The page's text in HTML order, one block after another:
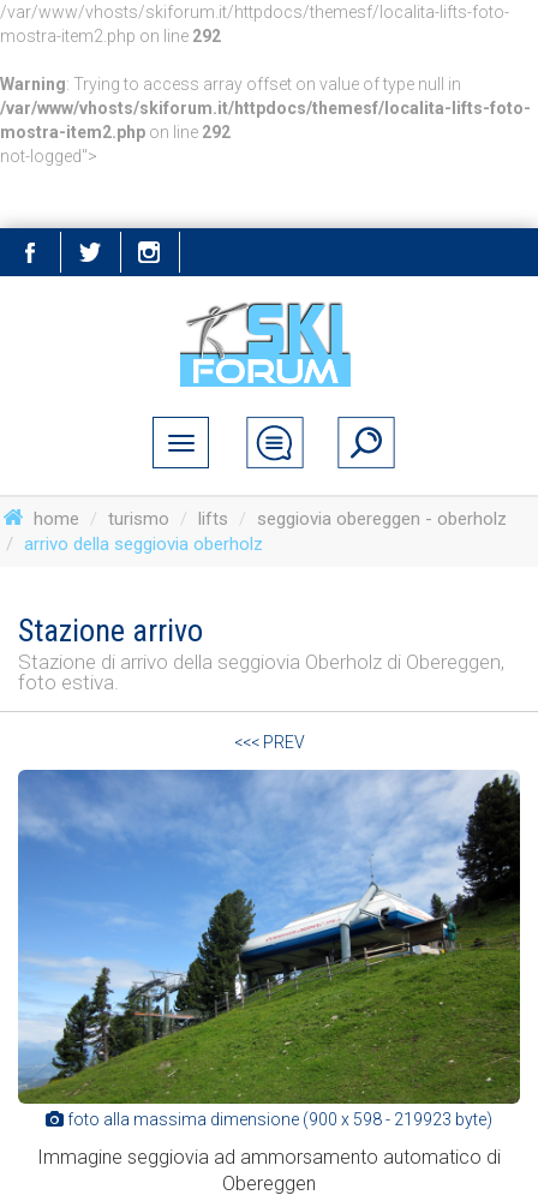
/var/www/vhosts/skiforum.it/httpdocs/themesf/localita-lifts-foto-
mostra-item2.php on line 292
Warning: Trying to access array offset on value of type null in
/var/www/vhosts/skiforum.it/httpdocs/themesf/localita-lifts-foto-
mostra-item2.php on line 292
not-logged">
home turismo lifts
seggiovia obereggen - oberholz
arrivo della seggiovia oberholz
Stazione arrivo
Stazione di arrivo della seggiovia Oberholz di Obereggen,
foto estiva.
<<< PREV
foto alla massima dimensione (900 x 598 - 219923 byte)
Immagine seggiovia ad ammorsamento automatico di
Obereggen